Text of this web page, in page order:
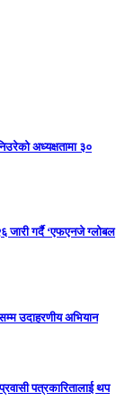
अध्यक्षतामा ३०
जारी गर्दै ‘एफएनजे ग्लोबल
उदाहरणीय अभियान
पत्रकारितालाई थप